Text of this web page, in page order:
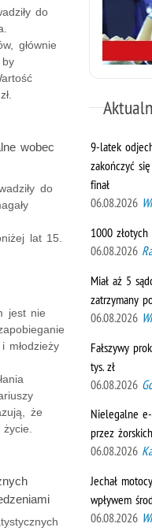
do
głównie
wobec
do
lat 15.
jest nie
młodzieży
że
9-latek
zakończyć
finał
06.08.2026
1000
06.08.2026
Miał aż 5
zatrzymany
06.08.2026
Fałszywy
tys. zł
06.08.2026
Nielegalne
przez
06.08.2026
Jechał
wpływem
06.08.2026